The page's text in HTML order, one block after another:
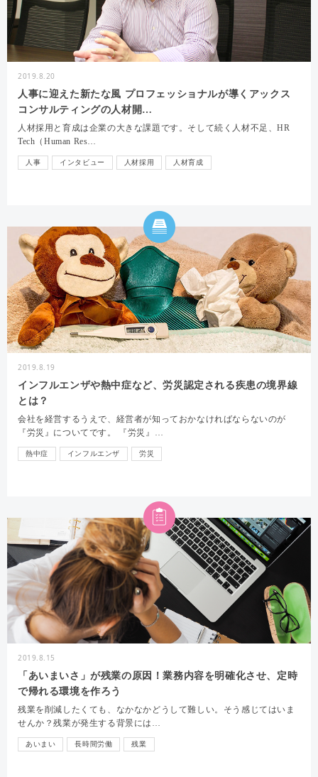
2019.8.20
人事に迎えた新たな風 プロフェッショナルが導くアックス
コンサルティングの人材開…
人材採用と育成は企業の大きな課題です。そして続く人材不足、HR
Tech（Human Res…
人事 インタビュー 人材採用 人材育成
2019.8.19
インフルエンザや熱中症など、労災認定される疾患の境界線
とは？
会社を経営するうえで、経営者が知っておかなければならないのが
『労災』についてです。 『労災』…
熱中症 インフルエンザ 労災
2019.8.15
「あいまいさ」が残業の原因！業務内容を明確化させ、定時
で帰れる環境を作ろう
残業を削減したくても、なかなかどうして難しい。そう感じてはいま
せんか？残業が発生する背景には…
あいまい 長時間労働 残業